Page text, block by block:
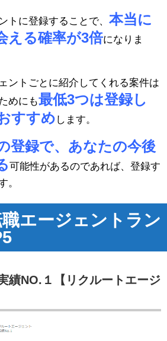
トに登録することで、 本当に
える確率が3倍になりま
ントごとに紹介してくれる案件は
めにも最低3つは登録し
すすめ します。
登録で、あなたの今後
可能性があるのであれば、登録す
。
エージェントラン
績NO.１【リクルートエージ